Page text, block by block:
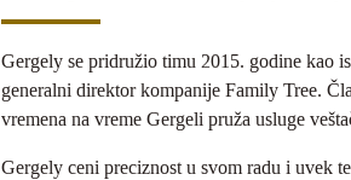
Gergely se pridružio timu 2015. godine kao
generalni direktor kompanije Family Tree.
vremena na vreme Gergeli pruža usluge
Gergely ceni preciznost u svom radu i uvek